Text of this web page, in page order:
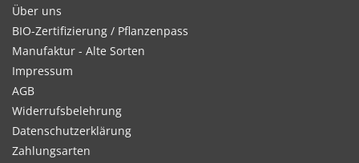
Über uns
BIO-Zertifizierung / Pflanzenpass
Manufaktur - Alte Sorten
Impressum
AGB
Widerrufsbelehrung
Datenschutzerklärung
Zahlungsarten